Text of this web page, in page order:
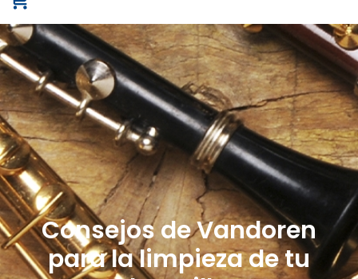
Consejos de Vandoren
para la limpieza de tu